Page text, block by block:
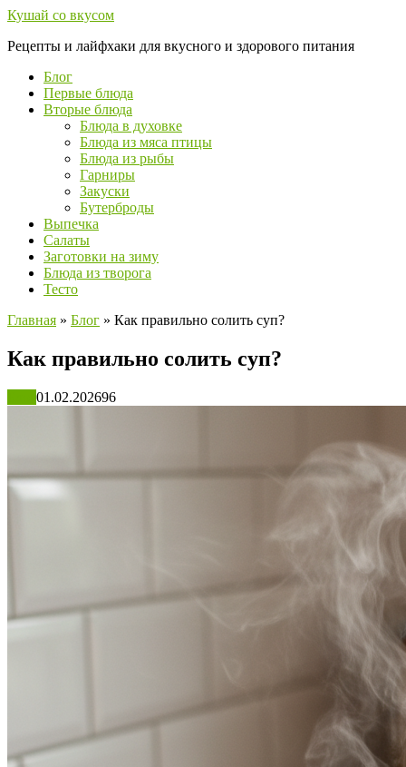
Перейти
контенту
Кушай со вкусом
Рецепты и лайфхаки для вкусного и здорового питания
Блог
Первые блюда
Вторые блюда
Блюда в духовке
Блюда из мяса птицы
Блюда из рыбы
Гарниры
Закуски
Бутерброды
Выпечка
Салаты
Заготовки на зиму
Блюда из творога
Тесто
Главная » Блог » Как правильно солить суп?
Как правильно солить суп?
01.02.202696